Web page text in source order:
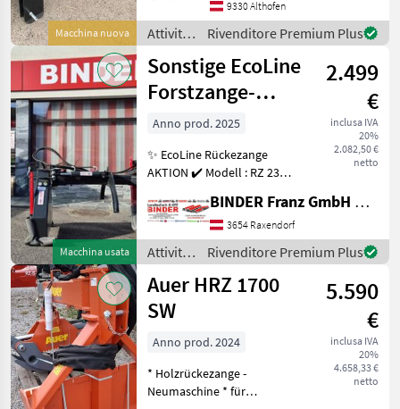
Macchina nuova
9330 Althofen
Attività
forestali
e
lavorazione
del
legno /
Rivenditore Premium Plus
Macchina usata
Sonstige EcoLine
Forstzange-
Rückezange RZ
2300
2.499
€
inclusa IVA
20%
2.082,50 €
netto
Anno prod. 2025
✨ EcoLine Rückezange
AKTION ✔️ Modell : RZ 2300
Ausführung ✔️
Öffnungsweite 2300mm ✔️
Dreipunktanbau Kat. II ✔️
große Staubox im
Dreipunktb
BINDER Franz GmbH & CoKG
3654 Raxendorf
Attività
forestali
e
lavorazione
del
legno /
Rivenditore Premium Plus
Auer HRZ 1700
SW
5.590
€
inclusa IVA
20%
4.658,33 €
netto
Anno prod. 2024
* Holzrückezange -
Neumaschine * für